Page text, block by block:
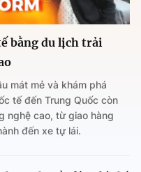
bằng du lịch trải
mát mẻ và khám phá
tế đến Trung Quốc còn
nghệ cao, từ giao hàng
đến xe tự lái.